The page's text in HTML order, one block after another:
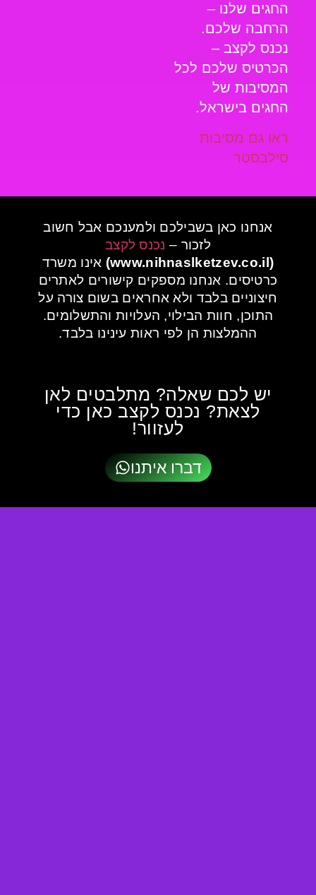
החגים שלנו –
הרחבה שלכם.
נכנס לקצב –
הכרטיס שלכם לכל
המסיבות של
החגים בישראל.
ראו גם מסיבות
סילבסטר
אנחנו כאן בשבילכם ולמענכם אבל חשוב
לזכור – נכנס לקצב
(www.nihnaslketzev.co.il)
אינו משרד
כרטיסים. אנחנו מספקים קישורים לאתרים
חיצוניים בלבד ולא אחראים בשום צורה על
התוכן, חוות הבילוי, העלויות והתשלומים.
ההמלצות הן לפי ראות עינינו בלבד.
יש לכם שאלה? מתלבטים לאן
לצאת? נכנס לקצב כאן כדי
לעזוור!
דברו איתנו